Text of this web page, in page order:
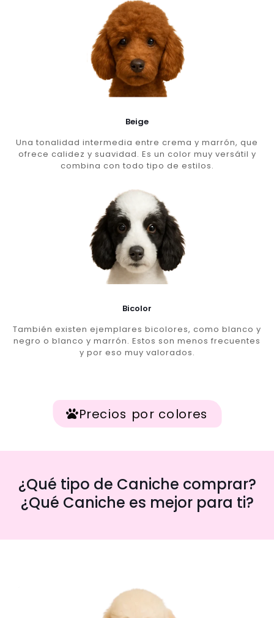
Beige
Una tonalidad intermedia entre crema y marrón, que
ofrece calidez y suavidad. Es un color muy versátil y
combina con todo tipo de estilos.
Bicolor
También existen ejemplares bicolores, como blanco y
negro o blanco y marrón. Estos son menos frecuentes
y por eso muy valorados.
Precios por colores
¿Qué tipo de Caniche comprar?
¿Qué Caniche es mejor para ti?